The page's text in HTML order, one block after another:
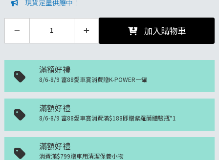
現貨足量供應中！
加入購物車
滿額好禮
8/6-8/9 富88愛車賞消費贈K-POWER一罐
滿額好禮
8/6-8/9 富88愛車賞消費滿$188即贈紫羅蘭體驗瓶*1
滿額好禮
消費滿$799贈車用清潔保養小物